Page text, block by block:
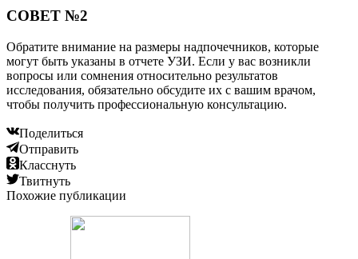
СОВЕТ №2
Обратите внимание на размеры надпочечников, которые
могут быть указаны в отчете УЗИ. Если у вас возникли
вопросы или сомнения относительно результатов
исследования, обязательно обсудите их с вашим врачом,
чтобы получить профессиональную консультацию.
Поделиться
Отправить
Класснуть
Твитнуть
Похожие публикации